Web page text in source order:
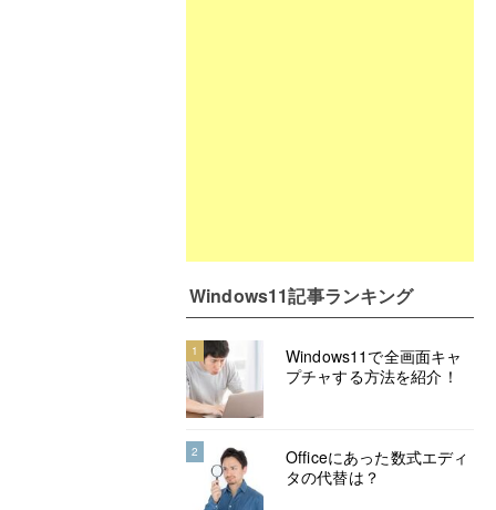
Windows11記事ランキング
1
Windows11で全画面キャ
プチャする方法を紹介！
2
Officeにあった数式エディ
タの代替は？